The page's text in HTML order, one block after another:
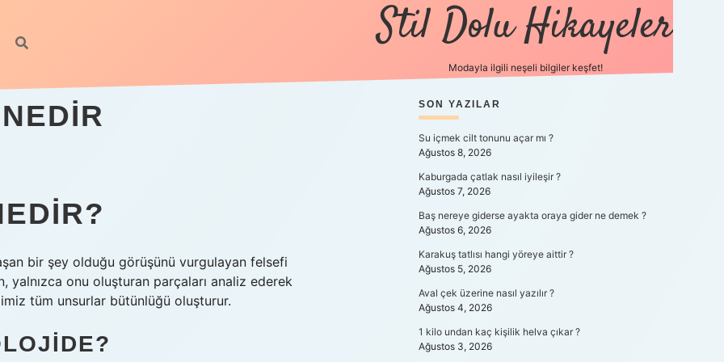
Stil Dolu Hikayeler
Modayla ilgili neşeli bilgiler keşfet!
bir şey olduğu görüşünü vurgulayan felsefi
yalnızca onu oluşturan parçaları analiz ederek
tüm unsurlar bütünlüğü oluşturur.
SIDEBAR
SON YAZILAR
Su içmek cilt tonunu açar mı ?
Ağustos 8, 2026
Kaburgada çatlak nasıl iyileşir ?
Ağustos 7, 2026
Baş nereye giderse ayakta oraya gider ne demek ?
Ağustos 6, 2026
Karakuş tatlısı hangi yöreye aittir ?
Ağustos 5, 2026
Aval çek üzerine nasıl yazılır ?
Ağustos 4, 2026
1 kilo undan kaç kişilik helva çıkar ?
Ağustos 3, 2026